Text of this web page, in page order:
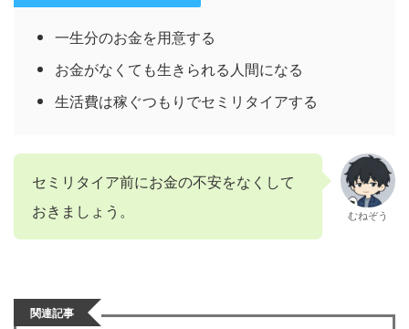
一生分のお金を用意する
お金がなくても生きられる人間になる
生活費は稼ぐつもりでセミリタイアする
セミリタイア前にお金の不安をなくして
おきましょう。
むねぞう
関連記事